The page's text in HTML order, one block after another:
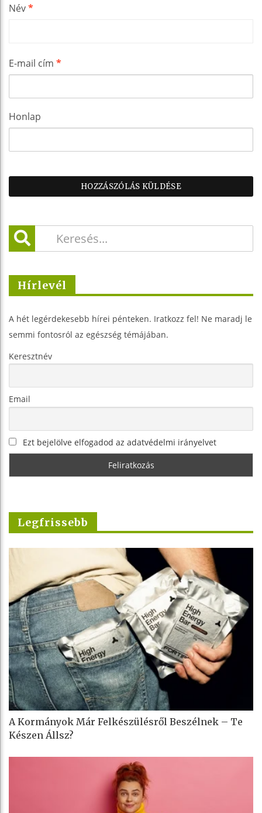
Név*
E-mail cím *
Honlap
Hírlevél
A hét legérdekesebb hírei pénteken. Iratkozz fel! Ne maradj le
semmi fontosról az egészség témájában.
Keresztnév
Email
Ezt bejelölve elfogadod az adatvédelmi irányelvet
Legfrissebb
A Kormányok Már Felkészülésről Beszélnek – Te
Készen Állsz?